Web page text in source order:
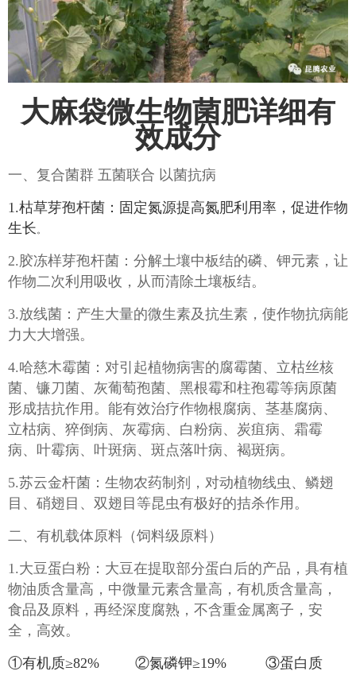
大麻袋微生物菌肥详细有
效成分
一、复合菌群 五菌联合 以菌抗病
1.枯草芽孢杆菌：固定氮源提高氮肥利用率，促进作物
生长。
2.胶冻样芽孢杆菌：分解土壤中板结的磷、钾元素，让
作物二次利用吸收，从而清除土壤板结。
3.放线菌：产生大量的微生素及抗生素，使作物抗病能
力大大增强。
4.哈慈木霉菌：对引起植物病害的腐霉菌、立枯丝核
菌、镰刀菌、灰葡萄孢菌、黑根霉和柱孢霉等病原菌
形成拮抗作用。能有效治疗作物根腐病、茎基腐病、
立枯病、猝倒病、灰霉病、白粉病、炭疽病、霜霉
病、叶霉病、叶斑病、斑点落叶病、褐斑病。
5.苏云金杆菌：生物农药制剂，对动植物线虫、鳞翅
目、硝翅目、双翅目等昆虫有极好的拮杀作用。
二、有机载体原料（饲料级原料）
1.大豆蛋白粉：大豆在提取部分蛋白后的产品，具有植
物油质含量高，中微量元素含量高，有机质含量高，
食品及原料，再经深度腐熟，不含重金属离子，安
全，高效。
①有机质≥82% ②氮磷钾≥19% ③蛋白质